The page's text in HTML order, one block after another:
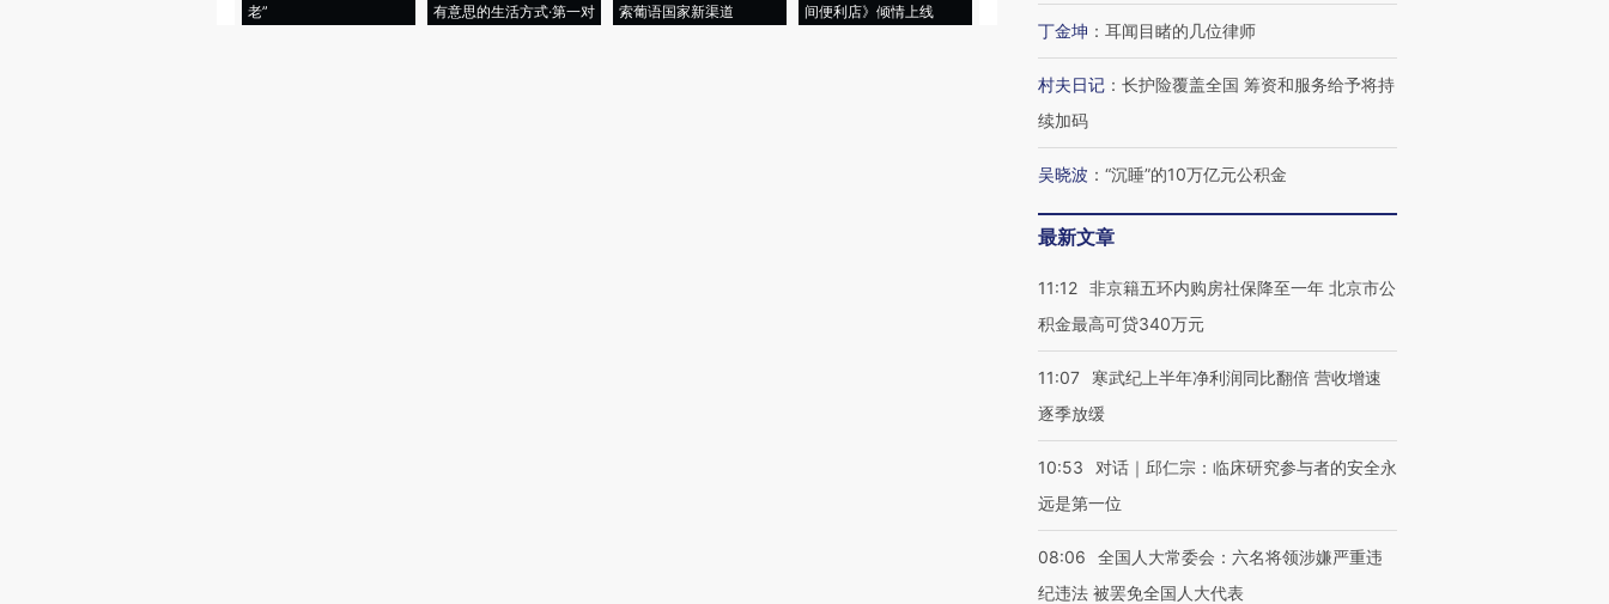
老”
有意思的生活方式·第一对
索葡语国家新渠道
间便利店》倾情上线
丁金坤 ： 耳闻目睹的几位律师
村夫日记 ： 长护险覆盖全国 筹资和服务给予将持
续加码
吴晓波 ： “沉睡”的10万亿元公积金
最新文章
11:12 非京籍五环内购房社保降至一年 北京市公
积金最高可贷340万元
11:07
寒武纪上半年净利润同比翻倍 营收增速
逐季放缓
10:53
对话｜邱仁宗：临床研究参与者的安全永
远是第一位
08:06
全国人大常委会：六名将领涉嫌严重违
纪违法 被罢免全国人大代表